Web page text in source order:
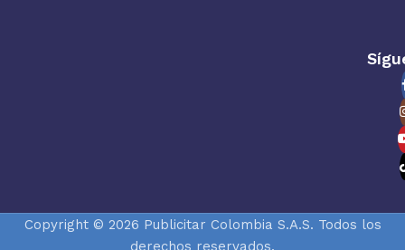
Copyright © 2026 Publicitar Colombia S.A.S. Todos los
derechos reservados.